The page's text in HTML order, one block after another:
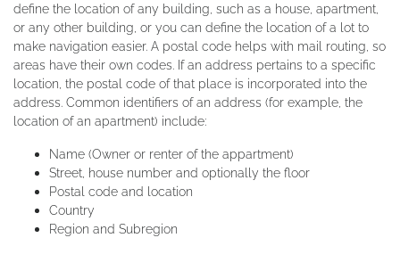
define the location of any building, such as a house, apartment,
or any other building, or you can define the location of a lot to
make navigation easier. A postal code helps with mail routing, so
areas have their own codes. If an address pertains to a specific
location, the postal code of that place is incorporated into the
address. Common identifiers of an address (for example, the
location of an apartment) include:
Name (Owner or renter of the appartment)
Street, house number and optionally the floor
Postal code and location
Country
Region and Subregion